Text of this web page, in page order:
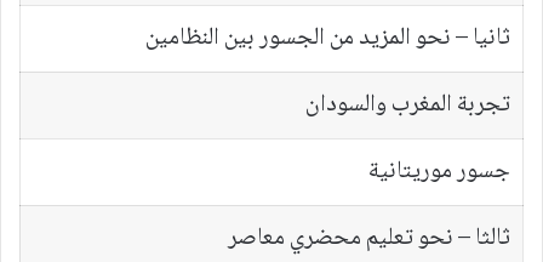
ثانيا – نحو المزيد من الجسور بين النظامين
تجربة المغرب والسودان
جسور موريتانية
ثالثا – نحو تعليم محضري معاصر